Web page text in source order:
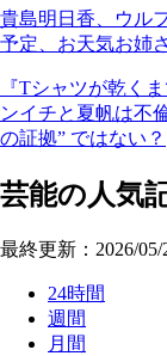
貴島明日香、ウル
予定、お天気お姉
『Tシャツが乾く
ンイチと夏帆は不
の証拠” ではない？
芸能の人気
最終更新：2026/05/
24時間
週間
月間